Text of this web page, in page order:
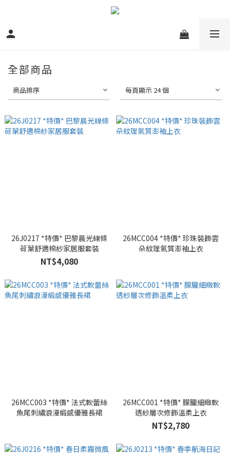
全部商品
商品排序 每頁顯示 24 個
26J0217 *特價* 巴黎晨光線條
荷葉舒適棉紗家居服套裝
NT$4,080
26MCC004 *特價* 珍珠裝飾雲
朵紋理氣質澎袖上衣
26MCC003 *特價* 法式軟蕾絲
魚尾刺繡浪漫緞感優雅長裙
26MCC001 *特價* 朦朧細緻軟
透紗層次修飾溫柔上衣
NT$2,780